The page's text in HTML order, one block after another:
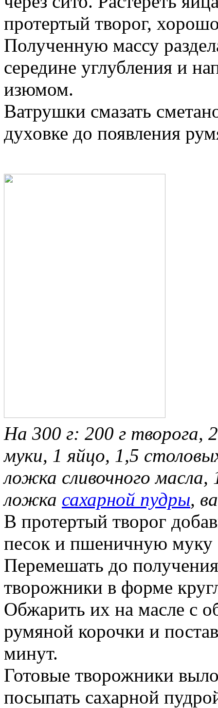
протертый творог,
Полученную массу
середине углубления и
изюмом.
Ватрушки смазать
духовке до появления
На 300 г: 200 г творога,
муки, 1 яйцо, 1,5
ложка сливочного
ложка сахарной пудры,
В протертый творог
песок и пшеничную
Перемешать до
творожники в форме
Обжарить их на масле с
румяной корочки и
минут.
Готовые творожники
посыпать сахарной